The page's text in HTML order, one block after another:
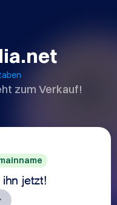
zum Verkauf!
ihn jetzt!